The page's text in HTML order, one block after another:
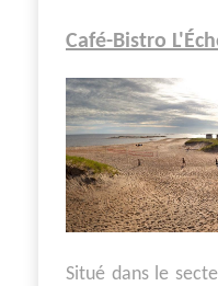
Café-Bistro
Situé dans le